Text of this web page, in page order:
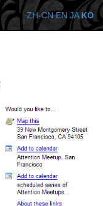
ZH-CN EN JA KO